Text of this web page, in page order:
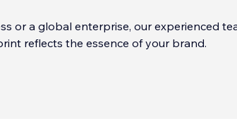
or a global enterprise, our experienced
reflects the essence of your brand.